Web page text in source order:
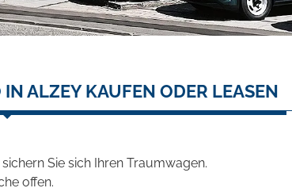
ALZEY KAUFEN ODER LEASEN
Sie sich Ihren Traumwagen.
offen.